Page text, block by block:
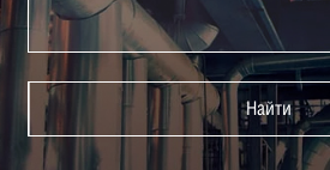
Найти